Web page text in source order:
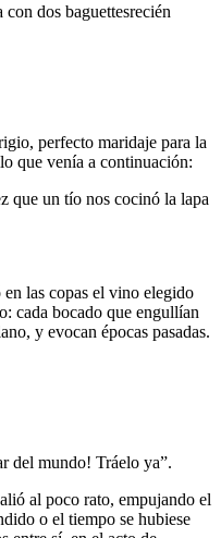
dos baguettesrecién
perfecto maridaje para la
que venía a continuación:
que un tío nos cocinó la lapa
en las copas el vino elegido
cada bocado que engullían
y evocan épocas pasadas.
del mundo! Tráelo ya”.
al poco rato, empujando el
o el tiempo se hubiese